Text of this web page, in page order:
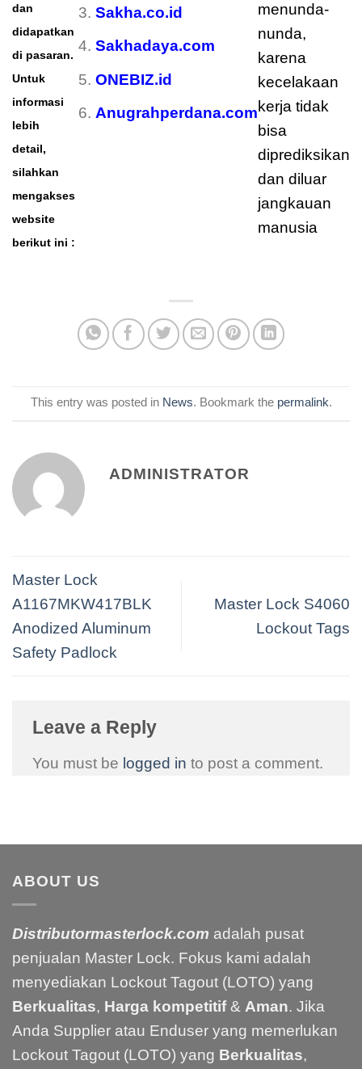
dan
didapatkan
di pasaran.
Untuk
informasi
lebih
detail,
silahkan
mengakses
website
berikut ini :
Sakha.co.id
Sakhadaya.com
ONEBIZ.id
Anugrahperdana.com
menunda-
nunda,
karena
kecelakaan
kerja tidak
bisa
diprediksikan
dan diluar
jangkauan
manusia
This entry was posted in News. Bookmark the permalink.
ADMINISTRATOR
Master Lock
A1167MKW417BLK
Anodized Aluminum
Safety Padlock
Master Lock S4060
Lockout Tags
Leave a Reply
You must be logged in to post a comment.
ABOUT US
Distributormasterlock.com adalah pusat
penjualan Master Lock. Fokus kami adalah
menyediakan Lockout Tagout (LOTO) yang
Berkualitas, Harga kompetitif& Aman. Jika
Anda Supplier atau Enduser yang memerlukan
Lockout Tagout (LOTO) yang Berkualitas,